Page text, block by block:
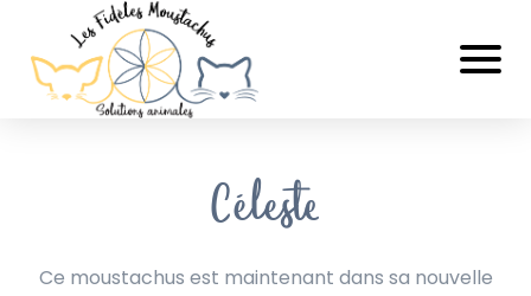
Céleste
Ce moustachus est maintenant dans sa nouvelle